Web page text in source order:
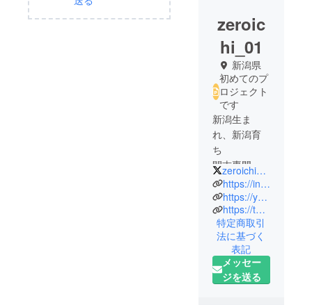
zeroic
hi_01
新潟県
初めてのプ
ロジェクト
です
新潟生ま
れ、新潟育
ち
開志専門職
大学 事業創
造学部 1期生
大学では経
営、経済、
マーケティ
ングを専攻
令和3年度新
潟大学ビジ
zeroichi_ngt01
https://instagram.com/zeroichi_niigata01?utm_medium=copy_link
https://youtube.com/channel/UCE-rt9mmQueERlzx73mg7YA
https://twitter.com/zeroichi_ngt01?s=21
特定商取引
法に基づく
表記
メッセー
ジを送る